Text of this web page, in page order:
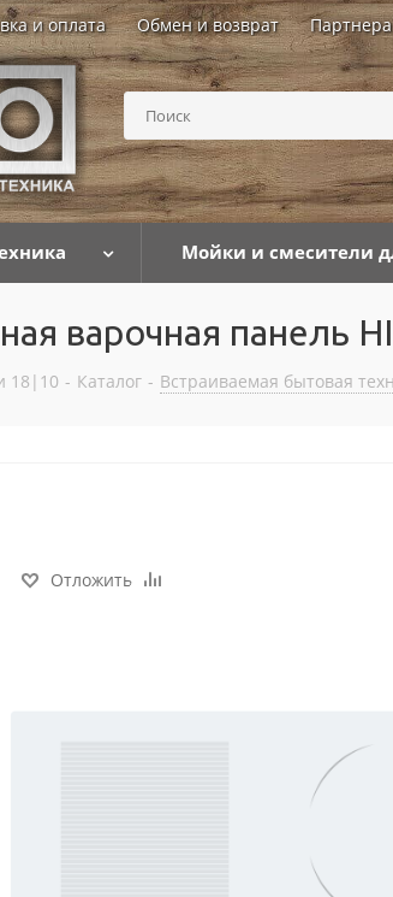
и оплата Обмен и возврат
Мойки и смесители
варочная панель
18|10 - Каталог - Встраиваемая бытовая
Отложить